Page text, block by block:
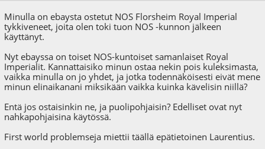
Minulla on ebaysta ostetut NOS Florsheim Royal Imperial
tykkiveneet, joita olen toki tuon NOS -kunnon jälkeen
käyttänyt.
Nyt ebayssa on toiset NOS-kuntoiset samanlaiset Royal
Imperialit. Kannattaisiko minun ostaa nekin pois kuleksimasta,
vaikka minulla on jo yhdet, ja jotka todennäköisesti eivät mene
minun elinaikanani miksikään vaikka kuinka kävelisin niillä?
Entä jos ostaisinkin ne, ja puolipohjaisin? Edelliset ovat nyt
nahkapohjaisina käytössä.
First world problemseja miettii täällä epätietoinen Laurentius.